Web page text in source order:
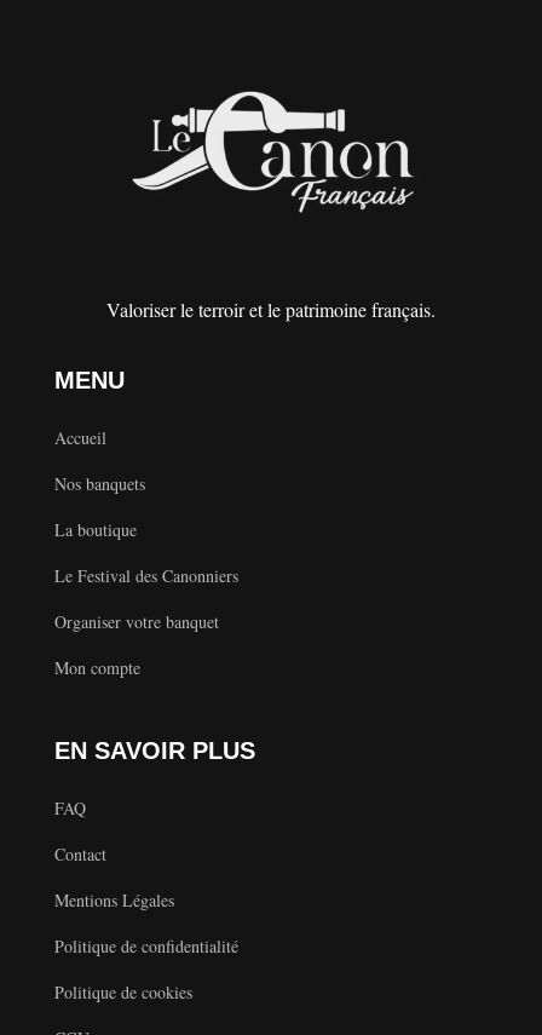
Valoriser le terroir et le patrimoine français.
MENU
Accueil
Nos banquets
La boutique
Le Festival des Canonniers
Organiser votre banquet
Mon compte
EN SAVOIR PLUS
FAQ
Contact
Mentions Légales
Politique de confidentialité
Politique de cookies